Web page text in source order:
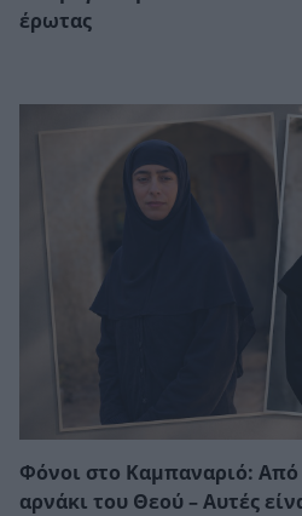
έρωτας
Φόνοι στο Καμπαναριό:
αρνάκι του Θεού – Αυτές